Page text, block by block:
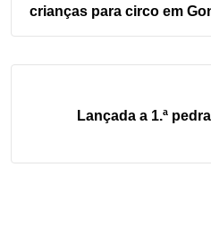
crianças para circo em
Lançada a 1.ª